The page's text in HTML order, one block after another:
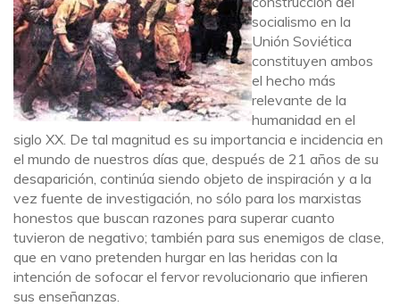
socialismo en la
Unión Soviética
constituyen ambos
el hecho más
relevante de la
humanidad en el
siglo XX. De tal magnitud es su importancia e incidencia en
el mundo de nuestros días que, después de 21 años de su
desaparición, continúa siendo objeto de inspiración y a la
vez fuente de investigación, no sólo para los marxistas
honestos que buscan razones para superar cuanto
tuvieron de negativo; también para sus enemigos de clase,
que en vano pretenden hurgar en las heridas con la
intención de sofocar el fervor revolucionario que infieren
sus enseñanzas.